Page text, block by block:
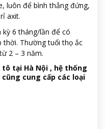
luôn để bình thẳng đứng,
axit.
6 tháng/lần để có
thời. Thường tuổi thọ ắc
2 – 3 năm.
tô tại Hà Nội , hệ thống
cung cấp các loại